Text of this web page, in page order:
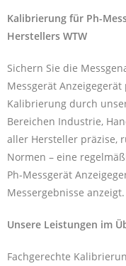
Kalibrierung für Ph-
Herstellers WTW
Sichern Sie die
Messgerät
Kalibrierung durch
Bereichen Industrie,
aller Hersteller präzise,
Normen – eine
Ph-Messgerät
Messergebnisse anzeigt.
Unsere Leistungen im
Fachgerechte